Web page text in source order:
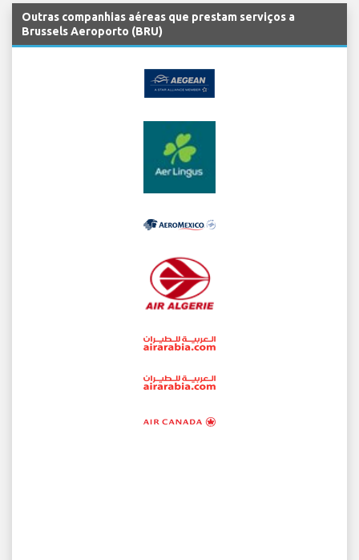
Outras companhias aéreas que prestam serviços a
Brussels Aeroporto (BRU)